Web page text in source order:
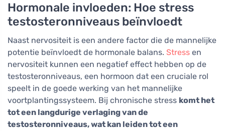
Hormonale invloeden: Hoe stress
testosteronniveaus beïnvloedt
Naast nervositeit is een andere factor die de mannelijke
potentie beïnvloedt de hormonale balans. Stress en
nervositeit kunnen een negatief effect hebben op de
testosteronniveaus, een hormoon dat een cruciale rol
speelt in de goede werking van het mannelijke
voortplantingssysteem. Bij chronische stress komt het
tot een langdurige verlaging van de
testosteronniveaus, wat kan leiden tot een